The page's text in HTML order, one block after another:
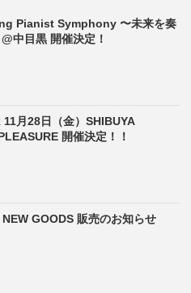
Pianist Symphony 〜未来を奏
中目黒 開催決定！
月28日（金）SHIBUYA
開催決定！！
GOODS 販売のお知らせ